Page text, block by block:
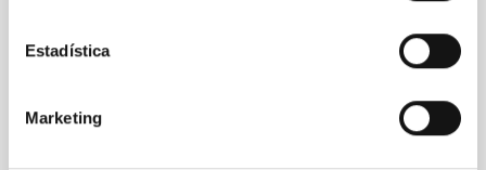
Estadística
Marketing
enanas blancas y su entorno local
binarias de rayos-X son laboratorios únicos para
explorar la física de estos objetos compactos. No solo